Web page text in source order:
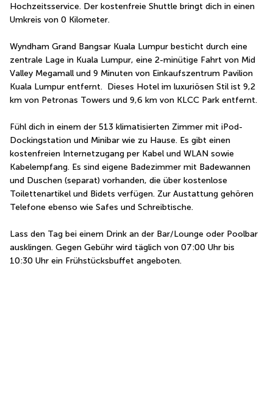
Hochzeitsservice. Der kostenfreie Shuttle bringt dich in einen
Umkreis von 0 Kilometer.
Wyndham Grand Bangsar Kuala Lumpur besticht durch eine
zentrale Lage in Kuala Lumpur, eine 2-minütige Fahrt von Mid
Valley Megamall und 9 Minuten von Einkaufszentrum Pavilion
Kuala Lumpur entfernt.  Dieses Hotel im luxuriösen Stil ist 9,2
km von Petronas Towers und 9,6 km von KLCC Park entfernt.
Fühl dich in einem der 513 klimatisierten Zimmer mit iPod-
Dockingstation und Minibar wie zu Hause. Es gibt einen
kostenfreien Internetzugang per Kabel und WLAN sowie
Kabelempfang. Es sind eigene Badezimmer mit Badewannen
und Duschen (separat) vorhanden, die über kostenlose
Toilettenartikel und Bidets verfügen. Zur Austattung gehören
Telefone ebenso wie Safes und Schreibtische.
Lass den Tag bei einem Drink an der Bar/Lounge oder Poolbar
ausklingen. Gegen Gebühr wird täglich von 07:00 Uhr bis
10:30 Uhr ein Frühstücksbuffet angeboten.